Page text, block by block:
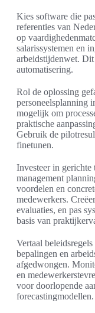
Kies software die
referenties van
op
salarissystemen en
arbeidstijdenwet.
automatisering.
Rol de oplossing
personeelsplanning
mogelijk om
praktische
Gebruik de
finetunen.
Investeer in
management
voordelen en
medewerkers.
evaluaties, en pas
basis van
Vertaal
bepalingen en
afgedwongen.
en
voor doorlopende
forecastingmodellen.